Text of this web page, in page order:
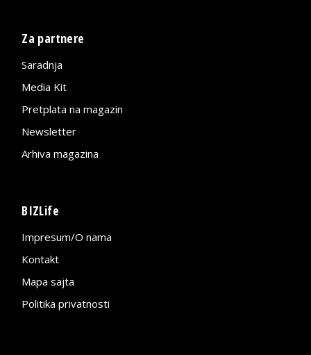
Za partnere
Saradnja
Media Kit
Pretplata na magazin
Newsletter
Arhiva magazina
BIZLife
Impresum/O nama
Kontakt
Mapa sajta
Politika privatnosti